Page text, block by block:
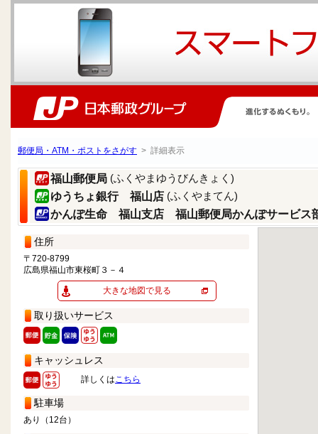
郵便局・ATM・ポストをさがす > 詳細表示
福山郵便局 (ふくやまゆうびんきょく)
ゆうちょ銀行 福山店 (ふくやまてん)
かんぽ生命 福山支店 福山郵便局かんぽサービス
住所
〒720-8799
広島県福山市東桜町３－４
大きな地図で見る
取り扱いサービス
キャッシュレス
詳しくはこちら
駐車場
あり（12台）